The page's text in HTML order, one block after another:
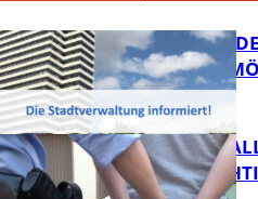
WEITERHIN